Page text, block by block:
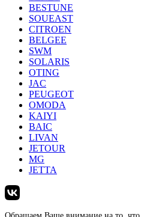
BESTUNE
SOUEAST
CITROEN
BELGEE
SWM
SOLARIS
OTING
JAC
PEUGEOT
OMODA
KAIYI
BAIC
LIVAN
JETOUR
MG
JETTA